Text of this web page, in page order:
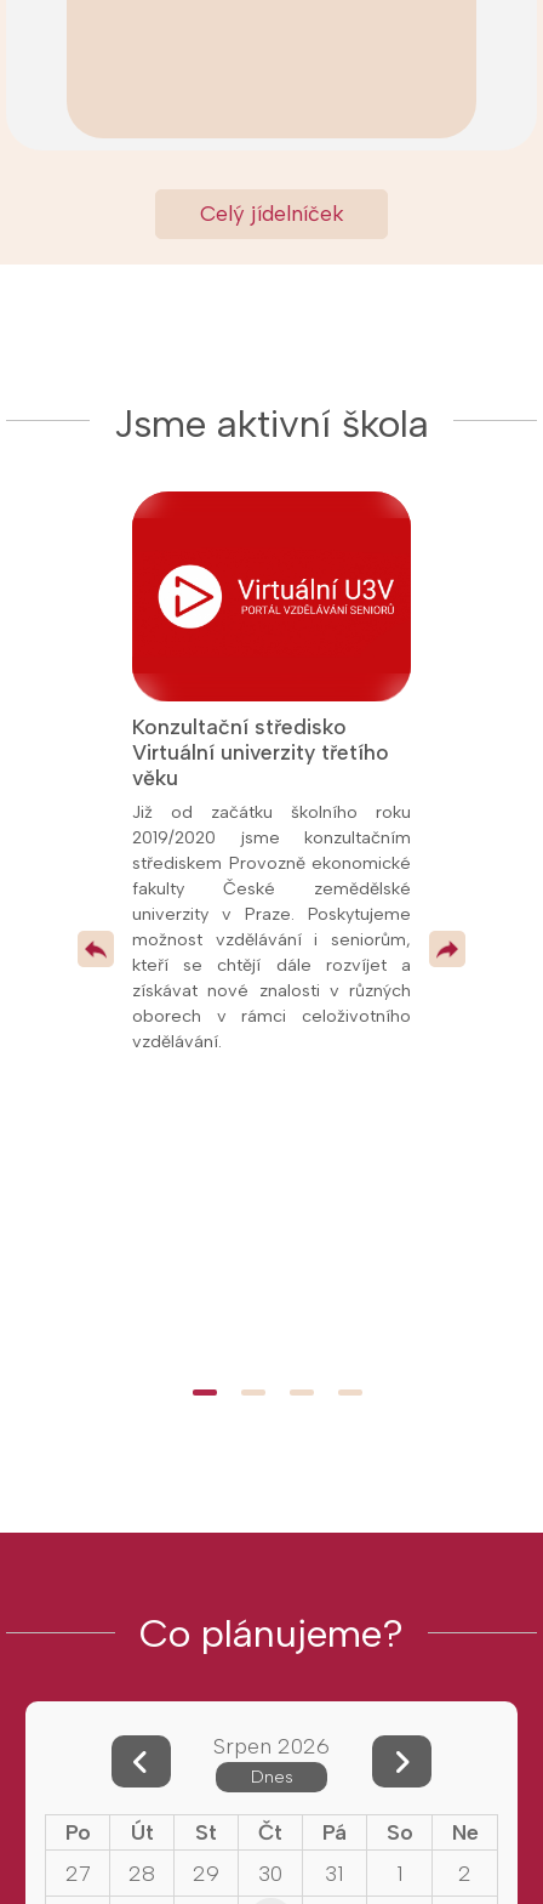
Celý jídelníček
Jsme aktivní škola
republice
v
Konzultační středisko
Virtuální univerzity třetího
věku
Již od začátku školního roku
2019/2020 jsme konzultačním
střediskem Provozně ekonomické
fakulty České zemědělské
univerzity v Praze. Poskytujeme
možnost vzdělávání i seniorům,
kteří se chtějí dále rozvíjet a
získávat nové znalosti v různých
oborech v rámci celoživotního
vzdělávání.
odborných
Co plánujeme?
Srpen 2026
Dnes
Po Út St Čt Pá So
Ne
27
28 29 30 31 1
2